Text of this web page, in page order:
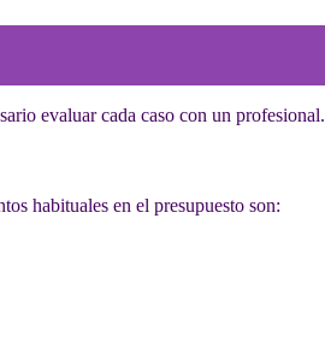
evaluar cada caso con un profesional.
habituales en el presupuesto son: